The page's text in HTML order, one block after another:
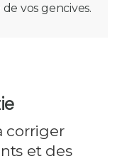
vos gencives.
corriger
et des